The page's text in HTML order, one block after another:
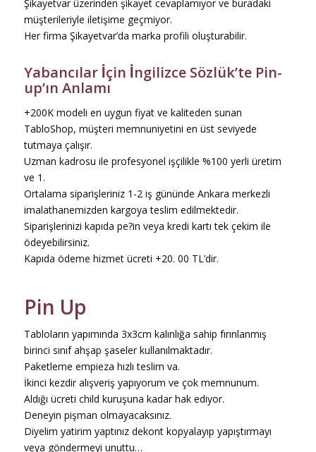
Şikayetvar üzerinden şikayet cevaplamıyor ve buradaki
müşterileriyle iletişime geçmiyor.
Her firma Şikayetvar’da marka profili oluşturabilir.
Yabancılar İçin İngilizce Sözlük’te Pin-
up’ın Anlamı
+200K modeli en uygun fiyat ve kaliteden sunan
TabloShop, müşteri memnuniyetini en üst seviyede
tutmaya çalışır.
Uzman kadrosu ile profesyonel işçilikle %100 yerli üretim
ve 1.
Ortalama siparişleriniz 1-2 iş gününde Ankara merkezli
imalathanemizden kargoya teslim edilmektedir.
Siparişlerinizi kapıda pe?in veya kredi kartı tek çekim ile
ödeyebilirsiniz.
Kapıda ödeme hizmet ücreti +20. 00 TL’dir.
Pin Up
Tabloların yapımında 3x3cm kalınlığa sahip fırınlanmış
birinci sınıf ahşap şaseler kullanılmaktadır.
Paketleme empieza hızlı teslim va.
İkinci kezdir alışveriş yapıyorum ve çok memnunum.
Aldığı ücreti child kuruşuna kadar hak ediyor.
Deneyin pişman olmayacaksınız.
Diyelim yatirim yaptınız dekont kopyalayıp yapıştırmayı
veya göndermeyi unuttu…